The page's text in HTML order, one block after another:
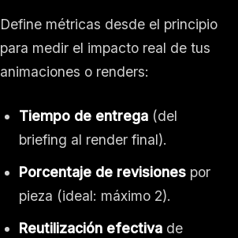
Define métricas desde el principio
para medir el impacto real de tus
animaciones o renders:
Tiempo de entrega (del
briefing al render final).
Porcentaje de revisiones por
pieza (ideal: máximo 2).
Reutilización efectiva de